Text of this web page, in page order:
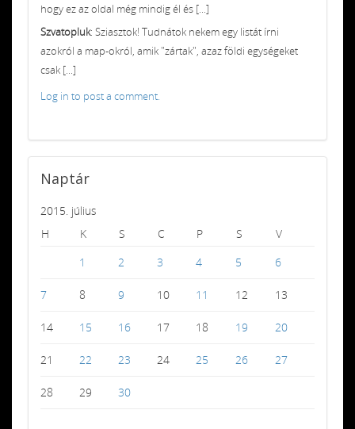
hogy ez az oldal még mindig él és [...]
Szvatopluk: Sziasztok! Tudnátok nekem egy listát írni
azokról a map-okról, amik "zártak", azaz földi egységeket
csak [...]
Log in to post a comment.
Naptár
2015. július
H
K S C P S
V
1
2 3 4 5 6
7 8 9 10 11 12 13
14 15 16 17 18 19 20
21 22 23 24 25 26 27
28 29 30